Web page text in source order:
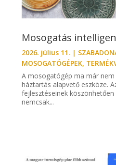
Mosogatás
2026. július 11. |
MOSOGATÓGÉPEK,
A mosogatógép ma már
háztartás alapvető eszköze.
fejlesztéseinek
nemcsak...